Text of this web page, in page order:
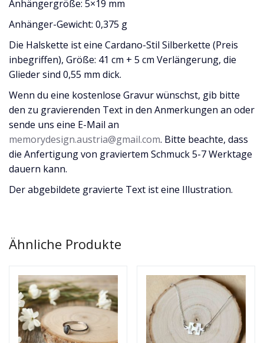
Anhängergröße: 5×19 mm
Anhänger-Gewicht: 0,375 g
Die Halskette ist eine Cardano-Stil Silberkette (Preis
inbegriffen), Größe: 41 cm + 5 cm Verlängerung, die
Glieder sind 0,55 mm dick.
Wenn du eine kostenlose Gravur wünschst, gib bitte
den zu gravierenden Text in den Anmerkungen an oder
sende uns eine E-Mail an
memorydesign.austria@gmail.com. Bitte beachte, dass
die Anfertigung von graviertem Schmuck 5-7 Werktage
dauern kann.
Der abgebildete gravierte Text ist eine Illustration.
Ähnliche Produkte